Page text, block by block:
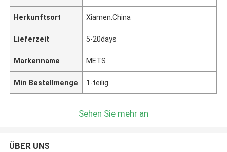
Herkunftsort Xiamen.China
Lieferzeit 5-20days
Markenname METS
Min Bestellmenge 1-teilig
Sehen Sie mehr an
ÜBER UNS